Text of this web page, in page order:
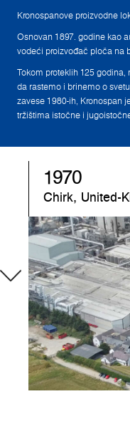
Kronospanove proizvodne
Osnovan 1897. godine kao
vodeći proizvođač ploča na
Tokom proteklih 125
da rastemo i brinemo o
zavese 1980-ih, Kronospan
tržištima istočne i
1970
Chirk, United-